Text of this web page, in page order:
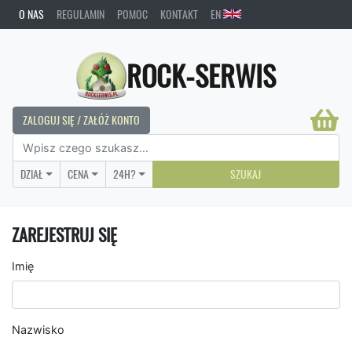
O NAS REGULAMIN POMOC KONTAKT EN
ROCK-SERWIS
ZALOGUJ SIĘ / ZAŁÓŻ KONTO
DZIAŁ CENA 24H? SZUKAJ
ZAREJESTRUJ SIĘ
Imię
Nazwisko